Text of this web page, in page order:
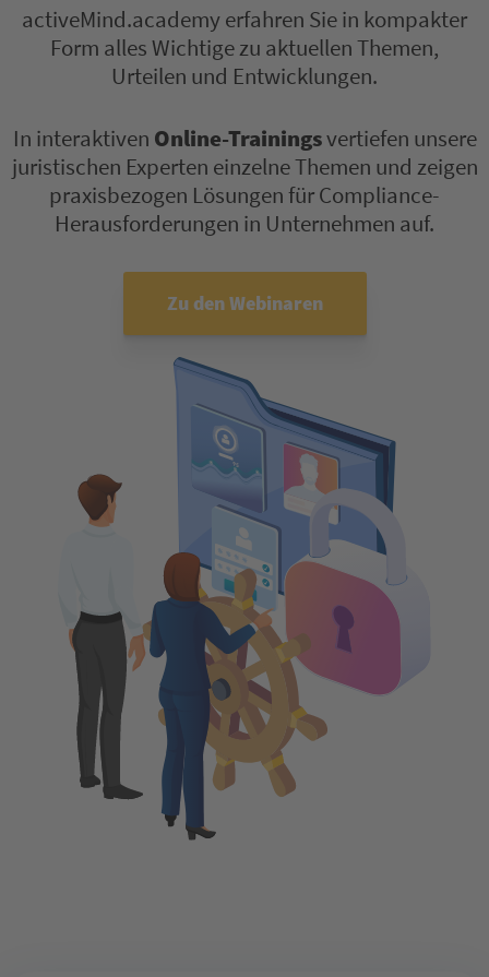
activeMind.academy erfahren Sie in kompakter
Form alles Wichtige zu aktuellen Themen,
Urteilen und Entwicklungen.
In interaktiven Online-Trainingsvertiefen unsere
juristischen Experten einzelne Themen und zeigen
praxisbezogen Lösungen für Compliance-
Herausforderungen in Unternehmen auf.
Zu den Webinaren